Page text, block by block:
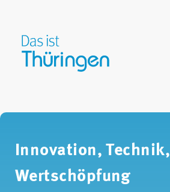
Innovation, Technik,
Wertschöpfung